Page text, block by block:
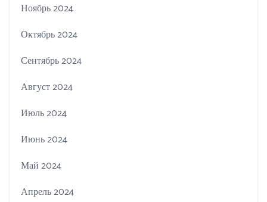
Ноябрь 2024
Октябрь 2024
Сентябрь 2024
Август 2024
Июль 2024
Июнь 2024
Май 2024
Апрель 2024